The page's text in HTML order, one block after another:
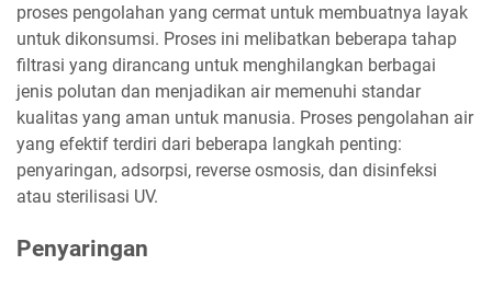
proses pengolahan yang cermat untuk membuatnya layak
untuk dikonsumsi. Proses ini melibatkan beberapa tahap
filtrasi yang dirancang untuk menghilangkan berbagai
jenis polutan dan menjadikan air memenuhi standar
kualitas yang aman untuk manusia. Proses pengolahan air
yang efektif terdiri dari beberapa langkah penting:
penyaringan, adsorpsi, reverse osmosis, dan disinfeksi
atau sterilisasi UV.
Penyaringan